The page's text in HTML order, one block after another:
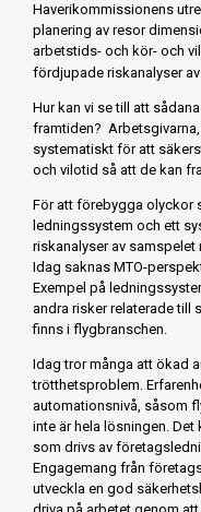
Haverikommissionens
planering av resor
arbetstids- och kör- och
fördjupade riskanalyser
Hur kan vi se till att
framtiden?
systematiskt för att
och vilotid så att de kan
För att förebygga olyckor
ledningssystem och ett
riskanalyser av
Idag saknas MTO-
Exempel på
andra risker relaterade till
finns i flygbranschen.
Idag tror många att ökad
trötthetsproblem.
automationsnivå, såsom
inte är hela lösningen.
som drivs av
Engagemang från
utveckla en god